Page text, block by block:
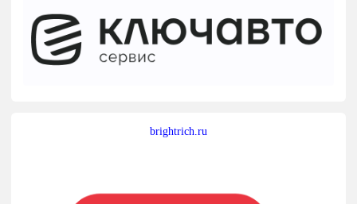
brightrich.ru